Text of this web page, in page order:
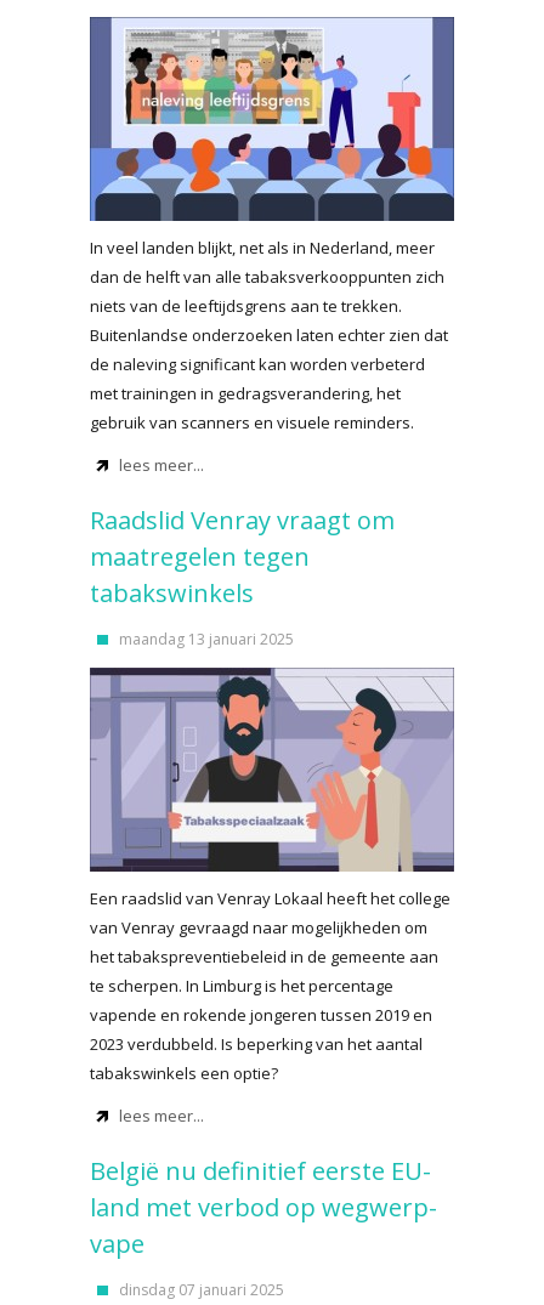
In veel landen blijkt, net als in Nederland, meer
dan de helft van alle tabaksverkooppunten zich
niets van de leeftijdsgrens aan te trekken.
Buitenlandse onderzoeken laten echter zien dat
de naleving significant kan worden verbeterd
met trainingen in gedragsverandering, het
gebruik van scanners en visuele reminders.
lees meer...
Raadslid Venray vraagt om
maatregelen tegen
tabakswinkels
maandag 13 januari 2025
Een raadslid van Venray Lokaal heeft het college
van Venray gevraagd naar mogelijkheden om
het tabakspreventiebeleid in de gemeente aan
te scherpen. In Limburg is het percentage
vapende en rokende jongeren tussen 2019 en
2023 verdubbeld. Is beperking van het aantal
tabakswinkels een optie?
lees meer...
België nu definitief eerste EU-
land met verbod op wegwerp-
vape
dinsdag 07 januari 2025